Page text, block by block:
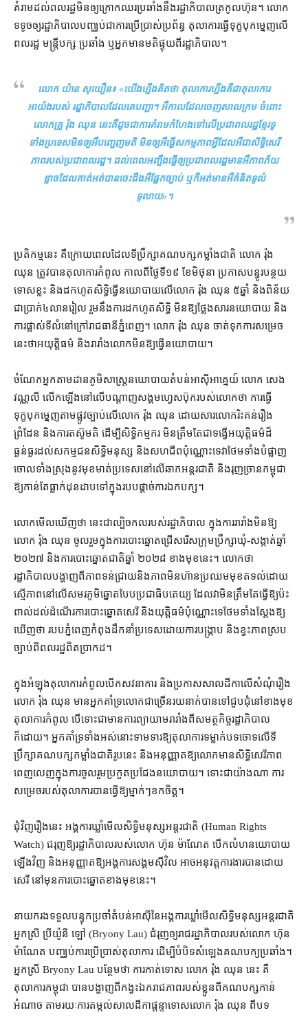
គំរាម​ដល់​ពលរដ្ឋ​មិន​ឲ្យ​ក្រោកឈរ​ប្រឆាំង​នឹង​រដ្ឋាភិបាល​ត្រកូល​ហ៊ុន​។ លោក​
ទទូច​ឲ្យ​រដ្ឋាភិបាល​បញ្ឈប់​ជា​ការ​ប្រើប្រាស់​ប្រព័ន្ធ តុលាការ​ធ្វើទុក្ខបុកម្នេញ​លើ​
ពលរដ្ឋ មន្ត្រី​បក្ស ប្រឆាំង ឬ​អ្នកមាន​មតិផ្ទុយ​ពី​រដ្ឋាភិបាល។
លោក យ៉ាន សុឃឿន៖ «​យើង​ហ្នឹង​គិតថា តុលាការ​ហ្នឹង​គឺជា​តុលាការ​
អាយ៉ង​របស់ រដ្ឋាភិបាល​ដែល​គេ​បញ្ជា​។ អឺ​កាលដែល​ចេញ​សាលក្រម ចំពោះ​
លោកគ្រូ រ៉ុង ឈុន នេះ​គឺ​ដូចជា​ការ​គំរាមកំហែង​ទៅលើ​ប្រជាពលរដ្ឋ​ខ្មែរ​ទូ
ទាំង​ប្រទេស​មិន​ឲ្យ​អឺ​បញ្ចេញមតិ មិន​ឲ្យ​អឺ​ធ្វើ​សកម្មភាព​អ្វី​ដែល​អឺ​ជា​សិទ្ធិ​សេរី
ភាព​របស់​ប្រជាពលរដ្ឋ​។ ដល់ពេល​អញ្ចឹង​ធ្វើ​ឲ្យ​ប្រជាពលរដ្ឋ​មាន​អឺ​ភាព​ភ័យ
ខ្លាច​ដែល​គាត់​អត់​បាន​ចេះដឹង​អឺ​ផ្នែក​ច្បាប់ ឬក៏​អត់​មាន​អឺ​គំនិត​ទូលំ
ទូលាយ»។
ប្រតិកម្ម​នេះ គឺ​ក្រោយ​ពេល​ដែល​ទីប្រឹក្សា​គណបក្ស​កម្លាំង​ជាតិ លោក រ៉ុង
ឈុន ត្រូវ​បាន​តុលាការ​កំពូល កាលពី​ថ្ងៃទី​១៩ ខែមិថុនា ប្រកាស​បន្ធូរ​បន្ថយ
ទោស​ខ្លះ និង​ដកហូត​សិទ្ធិ​ធ្វើ​នយោបាយ​លើ​លោក រ៉ុង ឈុន ៥​ឆ្នាំ និង​ពិន័យ​
ជា​ប្រាក់​៤​លាន​រៀល រួម​នឹង​ការ​ដកហូត​សិទ្ធិ មិន​ឱ្យ​ថ្លែង​សារ​នយោបាយ និង​
ការ​ផ្លាស់​ទីលំនៅ​ក្រៅ​រាជធានី​ភ្នំពេញ​។ លោក រ៉ុង ឈុន ចាត់ទុក​ការសម្រេច​
នេះ​ថា​អយុត្តិធម៌ និង​រារាំង​លោក​មិន​ឱ្យធ្វើ​នយោបាយ។
ចំណែក​អ្នក​តាមដាន​ភូមិសាស្ត្រ​នយោបាយ​តំបន់​អាស៊ីអាគ្នេយ៍ លោក សេង
វណ្ណលី លើកឡើង​នៅ​លើ​បណ្តា​ញ​សង្គម​ហ្វេសប៊ុក​របស់​លោក​ថា ការ​ធ្វើ
ទុក្ខបុកម្នេញ​តាមផ្លូវ​ច្បាប់​លើ​លោក រ៉ុង ឈុន ដោយសារ​លោក​រិះគន់​រឿង​
ព្រំដែន និង​ការ​តស៊ូ​មតិ ដើម្បី​សិទ្ធិ​កម្មករ មិន​ត្រឹមតែ​ជា​ទង្វើ​អយុត្តិធម៌​ដ៏​
ធ្ងន់ធ្ងរ​ដល់​សកម្មជន​សិទ្ធិមនុស្ស និង​សហជីព​ប៉ុណ្ណោះ​ទេវា​ថែមទាំង​បំផ្លាញ​
ចោល​ទាំងស្រុង​នូវ​មុខមាត់​ប្រទេស​នៅ​លើ​ឆាក​អន្តរជាតិ និង​រុញច្រាន​កម្ពុជា​
ឱ្យ​កាន់តែ​ធ្លាក់​ដុនដាប​ទៅ​ក្នុង​របប​ផ្តាច់ការ​ឯក​បក្ស។
លោក​មើលឃើញ​ថា នេះ​ជា​ល្បិចកល​របស់​រដ្ឋាភិបាល ក្នុង​ការ​រារាំង​មិន​ឱ្យ​
លោក រ៉ុង ឈុន ចូលរួម​ក្នុង​ការ​បោះឆ្នោត​ជ្រើសរើស​ក្រុមប្រឹក្សាឃុំ​-​សង្កាត់​ឆ្នាំ
២០២៧ និង​ការ​បោះឆ្នោត​ជាតិ​ឆ្នាំ ២០២៨ ខាងមុខនេះ​។ លោក​ថា
រដ្ឋាភិបាល​បង្ហាញ​ពី​ភាព​ទន់ជ្រាយ​និង​ភាព​មិន​ហ៊ាន​ប្រឈមមុខ​តទល់​ដោយ​
ស្មើភាព​នៅ​លើ​សមរភូមិ​ឆ្នោត​បែប​ប្រជាធិបតេយ្យ ដែល​វា​មិន​ត្រឹមតែ​ធ្វើ​ឱ្យ​ប៉ះ
ពាល់​ដល់​ដំណើរការ​បោះឆ្នោត​សេរី និង​យុត្តិធម៌​ប៉ុណ្ណោះ​ទេ​ថែមទាំង​ស្តែង​ឱ្យ​
ឃើញ​ថា របប​ភ្នំពេញ​កំពុង​ដឹកនាំ​ប្រទេស​ដោយ​ការ​បង្ក្រាប និង​ខ្វះ​ភាព​ស្រប
ច្បាប់​ពី​ពលរដ្ឋ​ពិតប្រាកដ។
ក្នុង​អំឡុង​តុលាការ​កំពូល​បើក​សវនាការ និង​ប្រកាស​សាលដីកា​លើ​សំណុំរឿង​
លោក រ៉ុង ឈុន មាន​អ្នកគាំទ្រ​លោក​ជាច្រើន​រយ​នាក់​បាន​ទៅ​ជួបជុំ​នៅ​ខាងមុខ​
តុលាការ​កំពូល បើ​ទោះ​ជា​មានការ​ព្យាយាម​រារាំង​ពី​សមត្ថកិច្ច​រដ្ឋាភិបាល​
ក៏ដោយ។ អ្នកគាំទ្រ​ទាំងអស់​នោះ​ទាមទារ​ឱ្យ​តុលាការ​ទម្លាក់​បទ​ចោទ​លើ​ទី
ប្រឹក្សា​គណបក្ស​កម្លាំង​ជាតិ​រូប​នេះ និង​អនុញ្ញាត​ឱ្យ​លោក​មាន​សិទ្ធិ​សេរីភាព​
ពេញលេញ​ក្នុង​ការ​ចូលរួម​ប្រកួតប្រជែង​នយោបាយ​។ ទោះជា​យ៉ាងណា ការ
សម្រេច​របស់​តុលាការ​បាន​ធ្វើ​ឱ្យ​ម្នាក់ៗ​ខកចិត្ត។
ជុំវិញ​រឿង​នេះ អង្គការ​ឃ្លាំមើល​សិទ្ធិមនុស្ស​អន្តរជាតិ (Human Rights
Watch) ជ​រុញ​ឱ្យ​រដ្ឋាភិបាល​របស់​លោក ហ៊ុន ម៉ាណែត បើក​លំហ​នយោបាយ​
ឡើងវិញ និង​អនុញ្ញាត​ឱ្យ​អង្គការ​សង្គម​ស៊ីវិល អាច​អនុវត្ត​ការងារ​បាន​ដោយ​
សេរី នៅមុន​ការបោះឆ្នោត​ខាងមុខនេះ។
នាយករង​ទទួលបន្ទុក​ប្រចាំ​តំបន់​អាស៊ី​នៃ​អង្គការ​ឃ្លាំមើល​សិទ្ធិមនុស្ស​អន្តរជាតិ​
អ្នកស្រី ប្រីយ៉ូនី ឡៅ (Bryony Lau) ជំរុញ​ឲ្យ​រាជរដ្ឋាភិបាល​របស់​លោក ហ៊ុន
ម៉ាណែត បញ្ឈប់​ការប្រើប្រាស់​តុលាការ ដើម្បី​បំបិទ​សំឡេង​គណបក្យ​ប្រឆាំង។
អ្នកស្រី Bryony Lau បន្ថែម​ថា ការ​កាត់ទោស លោក រ៉ុង ឈុន នេះ គឺ​
តុលាការ​កម្ពុជា បាន​បង្ហាញ​ពី​កង្វះ​ឯករាជភាព​របស់​ខ្លួន​ពី​គណបក្សកាន់
អំណាច តាមរយៈ​ការ​តម្កល់​សាលដីកា​ផ្ដន្ទាទោស​លោក រ៉ុង ឈុន ពី​បទ​